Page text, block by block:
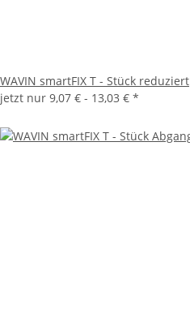
WAVIN smartFIX T - Stück reduziert
jetzt nur 9,07 € - 13,03 € *